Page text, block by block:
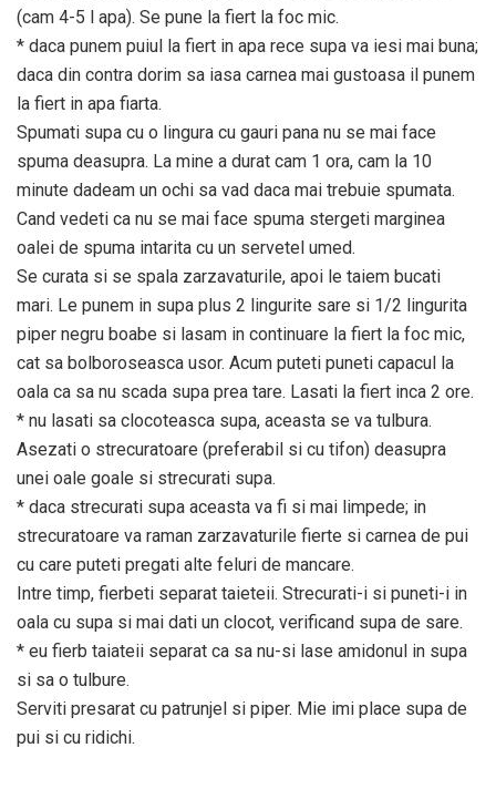
(cam 4-5 l apa). Se pune la fiert la foc mic.
* daca punem puiul la fiert in apa rece supa va iesi mai buna;
daca din contra dorim sa iasa carnea mai gustoasa il punem
la fiert in apa fiarta.
Spumati supa cu o lingura cu gauri pana nu se mai face
spuma deasupra. La mine a durat cam 1 ora, cam la 10
minute dadeam un ochi sa vad daca mai trebuie spumata.
Cand vedeti ca nu se mai face spuma stergeti marginea
oalei de spuma intarita cu un servetel umed.
Se curata si se spala zarzavaturile, apoi le taiem bucati
mari. Le punem in supa plus 2 lingurite sare si 1/2 lingurita
piper negru boabe si lasam in continuare la fiert la foc mic,
cat sa bolboroseasca usor. Acum puteti puneti capacul la
oala ca sa nu scada supa prea tare. Lasati la fiert inca 2 ore.
* nu lasati sa clocoteasca supa, aceasta se va tulbura.
Asezati o strecuratoare (preferabil si cu tifon) deasupra
unei oale goale si strecurati supa.
* daca strecurati supa aceasta va fi si mai limpede; in
strecuratoare va raman zarzavaturile fierte si carnea de pui
cu care puteti pregati alte feluri de mancare.
Intre timp, fierbeti separat taieteii. Strecurati-i si puneti-i in
oala cu supa si mai dati un clocot, verificand supa de sare.
* eu fierb taiateii separat ca sa nu-si lase amidonul in supa
si sa o tulbure.
Serviti presarat cu patrunjel si piper. Mie imi place supa de
pui si cu ridichi.